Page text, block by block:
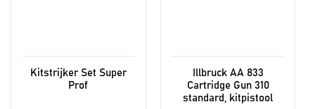
Kitstrijker Set Super
Prof
Illbruck AA 833
Cartridge Gun 310
standard, kitpistool